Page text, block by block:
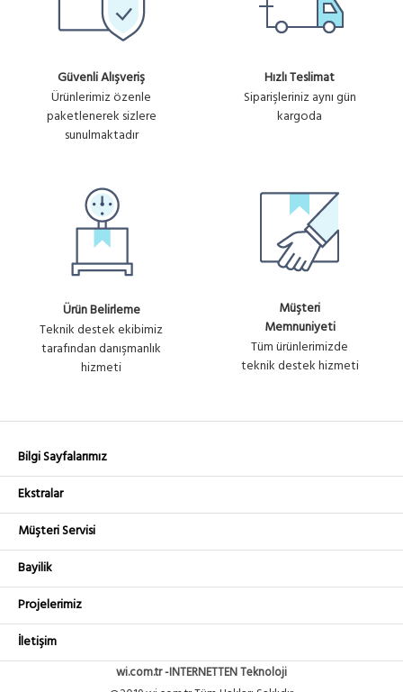
Güvenli Alışveriş
Ürünlerimiz özenle
paketlenerek sizlere
sunulmaktadır
Hızlı Teslimat
Siparişleriniz aynı gün
kargoda
Ürün Belirleme
Teknik destek ekibimiz
tarafından danışmanlık
hizmeti
Müşteri
Memnuniyeti
Tüm ürünlerimizde
teknik destek hizmeti
Bilgi Sayfalarımız
Ekstralar
Müşteri Servisi
Bayilik
Projelerimiz
İletişim
wi.com.tr -INTERNETTEN Teknoloji